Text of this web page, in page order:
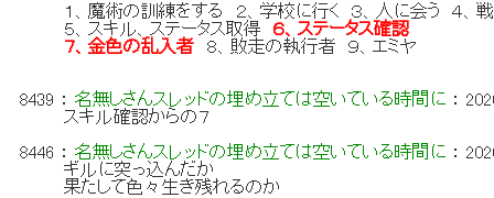
１、魔術の訓練をする ２、学校に行く ３、人に会う ４、
５、スキル、ステータス取得６、ステータス確認
７、金色の乱入者 ８、敗走の執行者 ９、エミヤ
8439 ：名無しさんスレッドの埋め立ては空いている時間に ：
スキル確認からの７
8446 ：名無しさんスレッドの埋め立ては空いている時間に ：
ギルに突っ込んだか
果たして色々生き残れるのか